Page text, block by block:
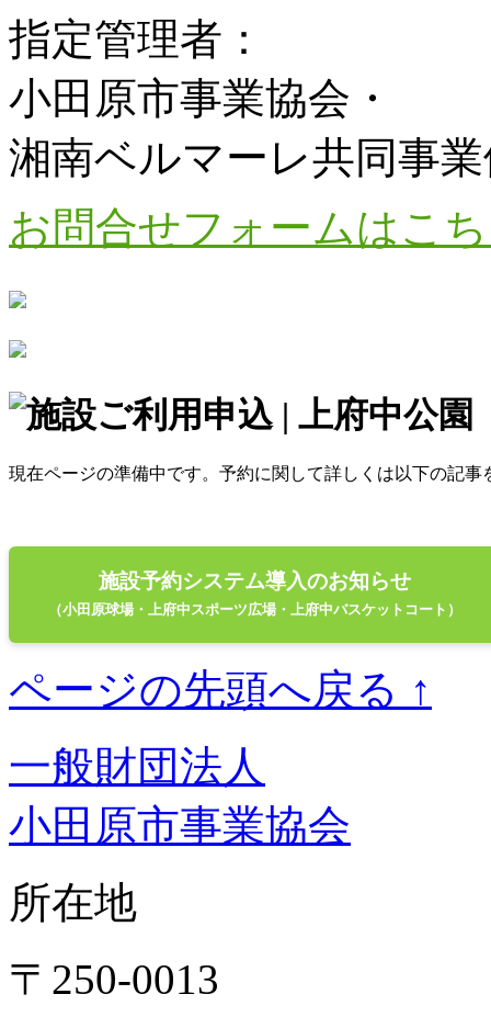
指定管理者：
小田原市事業協会・
湘南ベルマーレ共同事
お問合せフォームはこ
現在ページの準備中です。予約に関して詳しくは以下の記事
施設予約システム導入のお知らせ
（小田原球場・上府中スポーツ広場・上府中バスケットコート）
ページの先頭へ戻る ↑
一般財団法人
小田原市事業協会
所在地
〒250-0013